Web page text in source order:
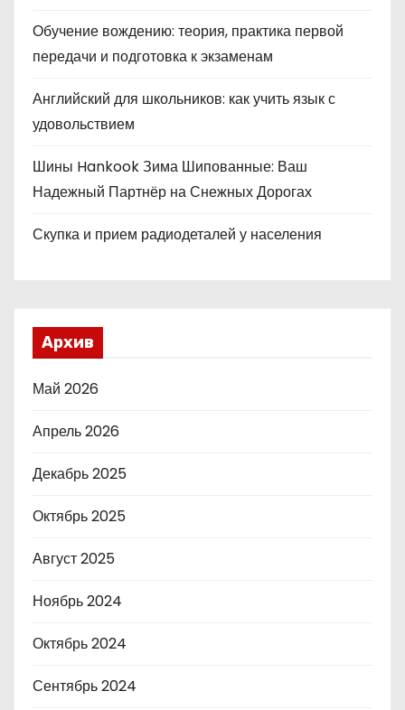
Обучение вождению: теория, практика первой
передачи и подготовка к экзаменам
Английский для школьников: как учить язык с
удовольствием
Шины Hankook Зима Шипованные: Ваш
Надежный Партнёр на Снежных Дорогах
Скупка и прием радиодеталей у населения
Архив
Май 2026
Апрель 2026
Декабрь 2025
Октябрь 2025
Август 2025
Ноябрь 2024
Октябрь 2024
Сентябрь 2024